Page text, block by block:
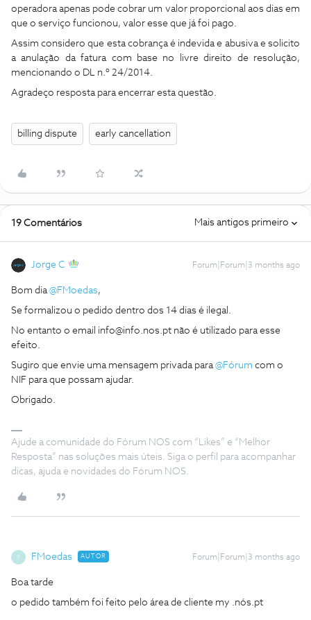
operadora apenas pode cobrar um valor proporcional aos dias em
que o serviço funcionou, valor esse que já foi pago.
Assim considero que esta cobrança é indevida e abusiva e solicito
a anulação da fatura com base no livre direito de resolução,
mencionando o DL n.º 24/2014.
Agradeço resposta para encerrar esta questão.
billing dispute early cancellation
19 Comentários Mais antigos primeiro
Jorge C Forum|Forum|3 months ago
Bom dia ​@FMoedas,
Se formalizou o pedido dentro dos 14 dias é ilegal.
No entanto o email info@info.nos.pt não é utilizado para esse
efeito.
Sugiro que envie uma mensagem privada para ​@Fórum com o
NIF para que possam ajudar.
Obrigado.
Ajude a comunidade do Fórum NOS com “Likes” e “Melhor
Resposta” nas soluções mais úteis. Siga o perfil para acompanhar
dicas, ajuda e novidades do Fórum NOS.
F FMoedas AUTOR Forum|Forum|3 months ago
Boa tarde
o pedido também foi feito pelo área de cliente my .nós.pt